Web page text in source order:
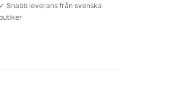
✓ Snabb leverans från svenska
butiker